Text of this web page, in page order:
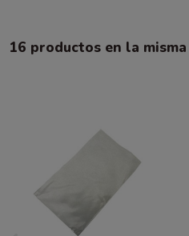
16 productos en la